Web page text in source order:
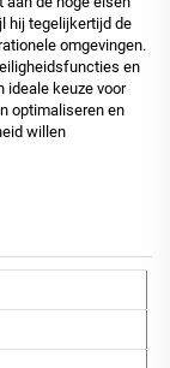
hij tegelijkertijd de
omgevingen.
en
ideale keuze voor
optimaliseren en
willen